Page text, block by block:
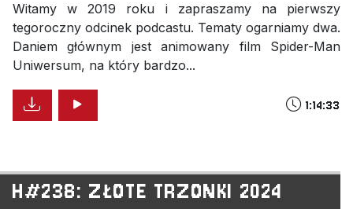
Witamy w 2019 roku i zapraszamy na pierwszy
tegoroczny odcinek podcastu. Tematy ogarniamy dwa.
Daniem głównym jest animowany film Spider-Man
Uniwersum, na który bardzo...
1:14:33
H#238: ZŁOTE TRZONKI 2024